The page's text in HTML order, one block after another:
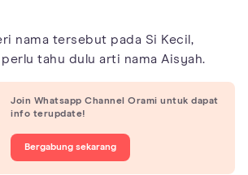
nama tersebut pada Si Kecil,
tahu dulu arti nama Aisyah.
Join Whatsapp Channel Orami untuk dapat
info terupdate!
Bergabung sekarang